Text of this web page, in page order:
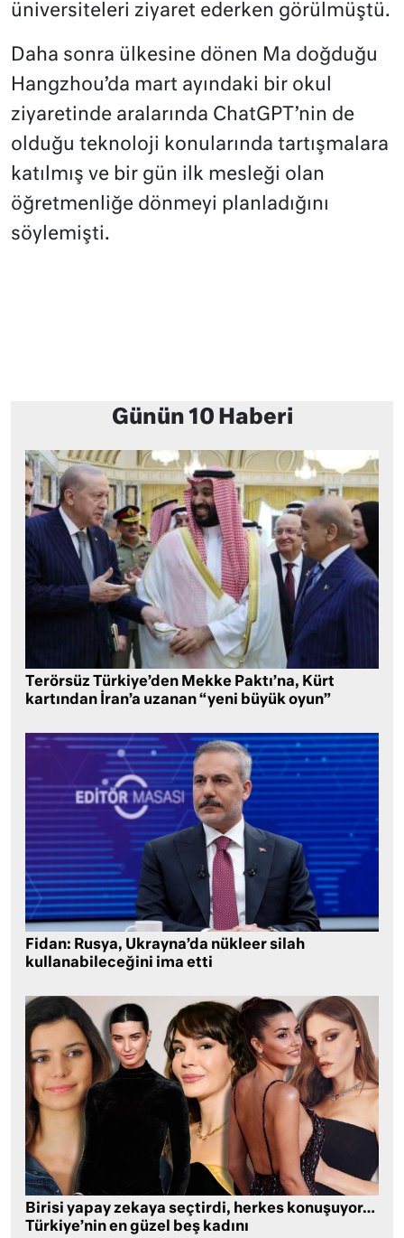
üniversiteleri ziyaret ederken görülmüştü.
Daha sonra ülkesine dönen Ma doğduğu
Hangzhou’da mart ayındaki bir okul
ziyaretinde aralarında ChatGPT’nin de
olduğu teknoloji konularında tartışmalara
katılmış ve bir gün ilk mesleği olan
öğretmenliğe dönmeyi planladığını
söylemişti.
Günün 10 Haberi
Terörsüz Türkiye’den Mekke Paktı’na, Kürt
kartından İran’a uzanan “yeni büyük oyun”
Fidan: Rusya, Ukrayna’da nükleer silah
kullanabileceğini ima etti
Birisi yapay zekaya seçtirdi, herkes konuşuyor…
Türkiye’nin en güzel beş kadını